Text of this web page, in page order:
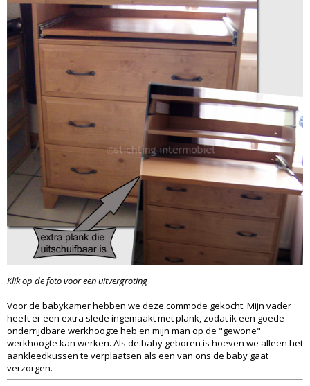
Klik op de foto voor een uitvergroting
Voor de babykamer hebben we deze commode gekocht. Mijn vader
heeft er een extra slede ingemaakt met plank, zodat ik een goede
onderrijdbare werkhoogte heb en mijn man op de "gewone"
werkhoogte kan werken. Als de baby geboren is hoeven we alleen het
aankleedkussen te verplaatsen als een van ons de baby gaat
verzorgen.